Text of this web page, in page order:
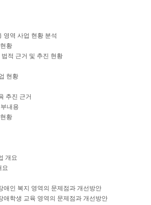
영역 사업 현황 분석
황
적 근거 및 추진 현황
현황
추진 근거
내용
황
개요
요
애인 복지 영역의 문제점과 개선방안
애학생 교육 영역의 문제점과 개선방안